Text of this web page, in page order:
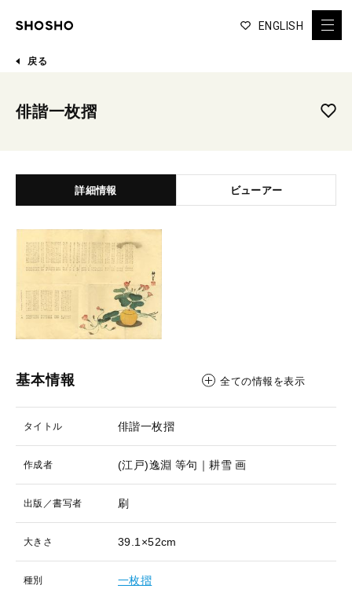
ENGLISH
戻る
俳諧一枚摺
詳細情報 ビューアー
基本情報 全ての情報を表示
タイトル 俳諧一枚摺
作成者 (江戸)逸淵 等句｜耕雪 画
出版／書写者 刷
大きさ 39.1×52cm
種別 一枚摺